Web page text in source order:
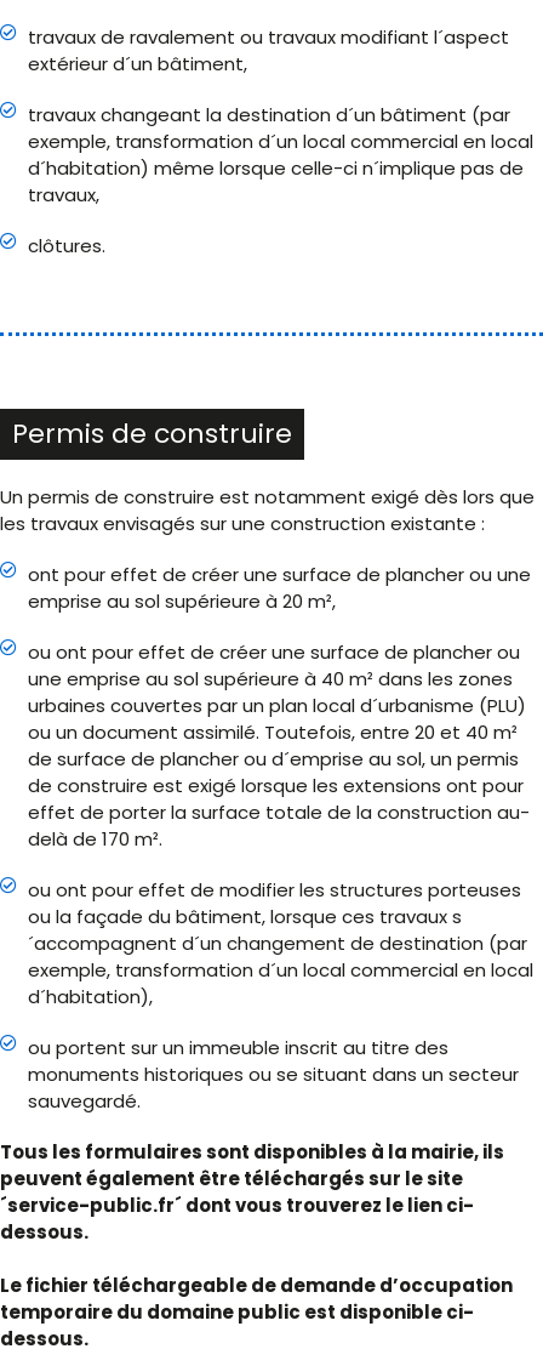
travaux de ravalement ou travaux modifiant l´aspect
extérieur d´un bâtiment,
travaux changeant la destination d´un bâtiment (par
exemple, transformation d´un local commercial en local
d´habitation) même lorsque celle-ci n´implique pas de
travaux,
clôtures.
Permis de construire
Un permis de construire est notamment exigé dès lors que
les travaux envisagés sur une construction existante :
ont pour effet de créer une surface de plancher ou une
emprise au sol supérieure à 20 m²,
ou ont pour effet de créer une surface de plancher ou
une emprise au sol supérieure à 40 m² dans les zones
urbaines couvertes par un plan local d´urbanisme (PLU)
ou un document assimilé. Toutefois, entre 20 et 40 m²
de surface de plancher ou d´emprise au sol, un permis
de construire est exigé lorsque les extensions ont pour
effet de porter la surface totale de la construction au-
delà de 170 m².
ou ont pour effet de modifier les structures porteuses
ou la façade du bâtiment, lorsque ces travaux s
´accompagnent d´un changement de destination (par
exemple, transformation d´un local commercial en local
d´habitation),
ou portent sur un immeuble inscrit au titre des
monuments historiques ou se situant dans un secteur
sauvegardé.
Tous les formulaires sont disponibles à la mairie, ils
peuvent également être téléchargés sur le site
´service-public.fr´ dont vous trouverez le lien ci-
dessous.
Le fichier téléchargeable de demande d’occupation
temporaire du domaine public est disponible ci-
dessous.